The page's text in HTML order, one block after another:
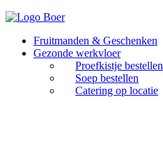
Fruitmanden & Geschenken
Gezonde werkvloer
Proefkistje bestellen
Soep bestellen
Catering op locatie